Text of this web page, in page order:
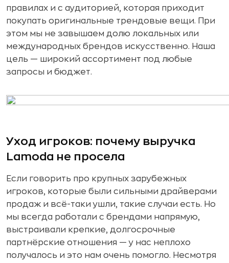
правилах и с аудиторией, которая приходит
покупать оригинальные трендовые вещи. При
этом мы не завышаем долю локальных или
международных брендов искусственно. Наша
цель — широкий ассортимент под любые
запросы и бюджет.
Уход игроков: почему выручка
Lamoda не просела
Если говорить про крупных зарубежных
игроков, которые были сильными драйверами
продаж и всё-таки ушли, такие случаи есть. Но
мы всегда работали с брендами напрямую,
выстраивали крепкие, долгосрочные
партнёрские отношения — у нас неплохо
получалось и это нам очень помогло. Несмотря